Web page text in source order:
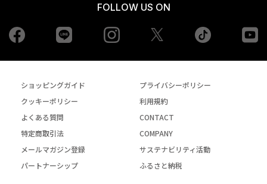
FOLLOW US ON
Facebook Instagram tiktok
ショッピングガイド
プライバシーポリシー
クッキーポリシー
利用規約
よくある質問
CONTACT
特定商取引法
COMPANY
メールマガジン登録
サステナビリティ活動
パートナーシップ
ふるさと納税